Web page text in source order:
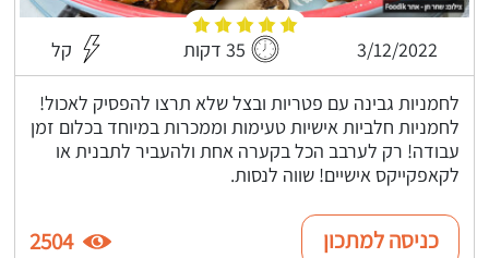
3/12/2022 35 דקות קל
לחמניות גבינה עם פטריות ובצל שלא תרצו להפסיק לאכול!
לחמניות חלביות אישיות טעימות וממכרות במיוחד בכלום זמן
עבודה! רק לערבב הכל בקערה אחת ולהעביר לתבנית או
לקאפקייקס אישיים! שווה לנסות.
כניסה למתכון 2504